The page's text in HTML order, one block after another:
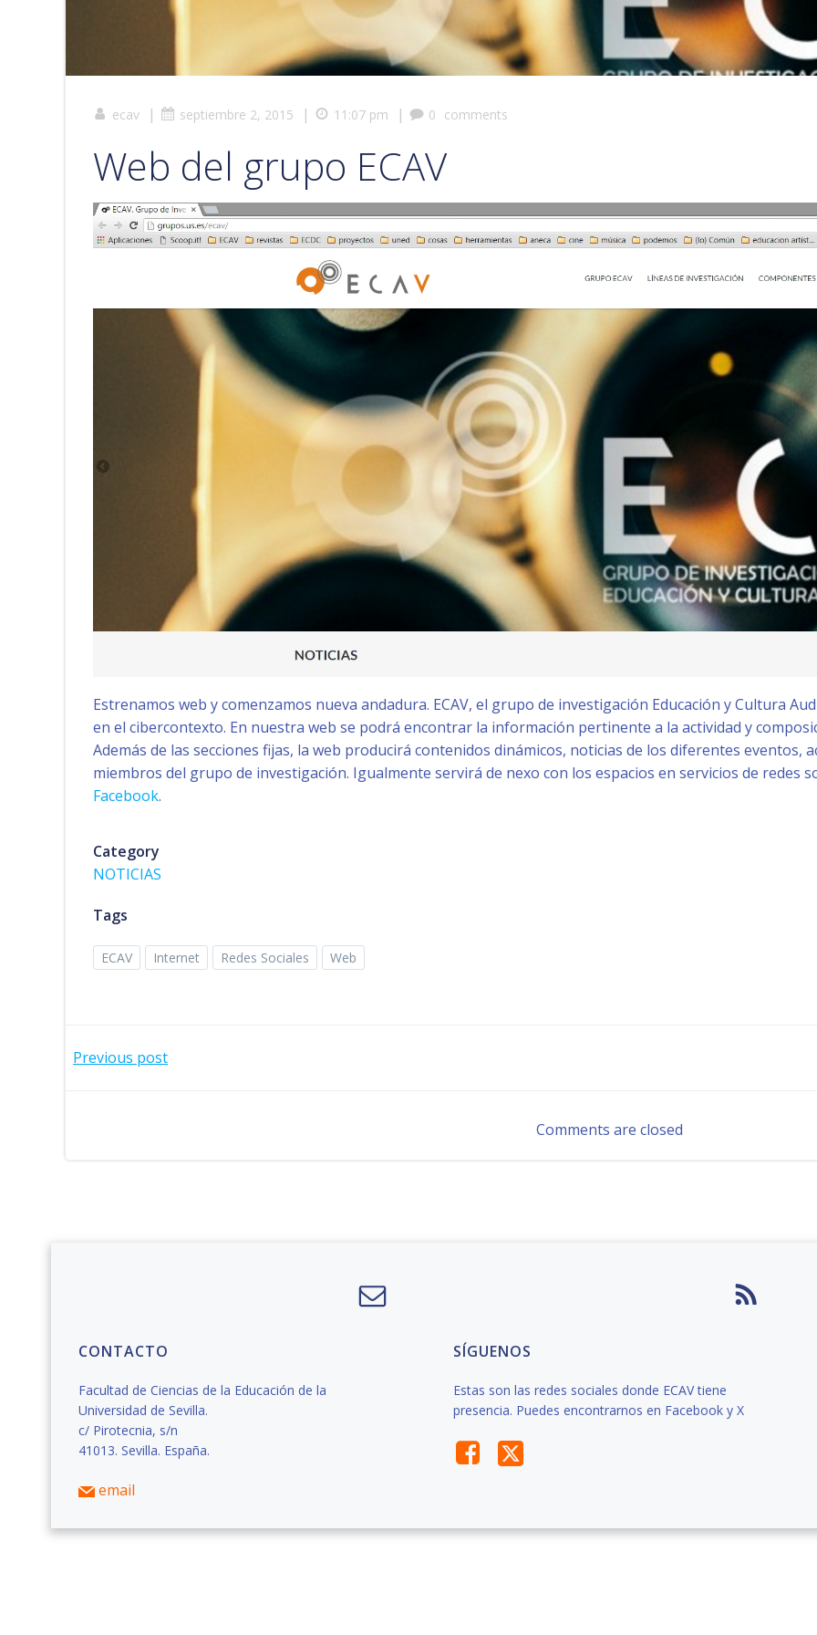
ecav | septiembre 2, 2015 | 11:07 pm | 0 comments
Web del grupo ECAV
Estrenamos web y comenzamos nueva andadura. ECAV, el grupo de investigación Educación y Cultura
en el cibercontexto. En nuestra web se podrá encontrar la información pertinente a la actividad y
Además de las secciones fijas, la web producirá contenidos dinámicos, noticias de los diferentes eventos,
miembros del grupo de investigación. Igualmente servirá de nexo con los espacios en servicios de redes
Facebook.
Category
NOTICIAS
Tags
ECAV Internet Redes Sociales Web
Navegación
Previous post
por
Comments are closed
CONTACTO
Facultad de Ciencias de la Educación de la
Universidad de Sevilla.
c/ Pirotecnia, s/n
41013. Sevilla. España.
email
SÍGUENOS
Estas son las redes sociales donde ECAV tiene
presencia. Puedes encontrarnos en Facebook y X